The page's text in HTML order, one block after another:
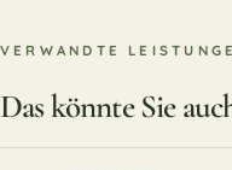
VERWANDTE
Das könnte Sie